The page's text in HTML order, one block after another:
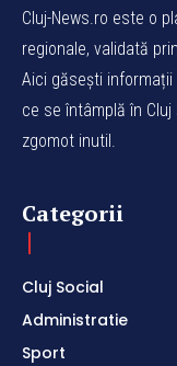
Cluj-News.ro este o
regionale, validată
Aici găsești
ce se întâmplă în
zgomot inutil.
Categorii
Cluj Social
Administratie
Sport